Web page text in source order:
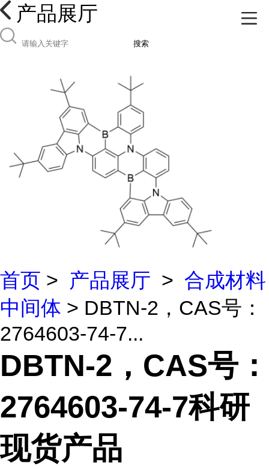
产品展厅
搜索
首页 > 产品展厅 > 合成材料
中间体 > DBTN-2，CAS号：
2764603-74-7...
DBTN-2，CAS号：
2764603-74-7科研
现货产品